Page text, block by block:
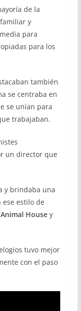
de la
y
para
para los
también
se centraba en
se unían para
trabajaban.
un director que
y brindaba una
estilo de
Animal Housey
tuvo mejor
con el paso